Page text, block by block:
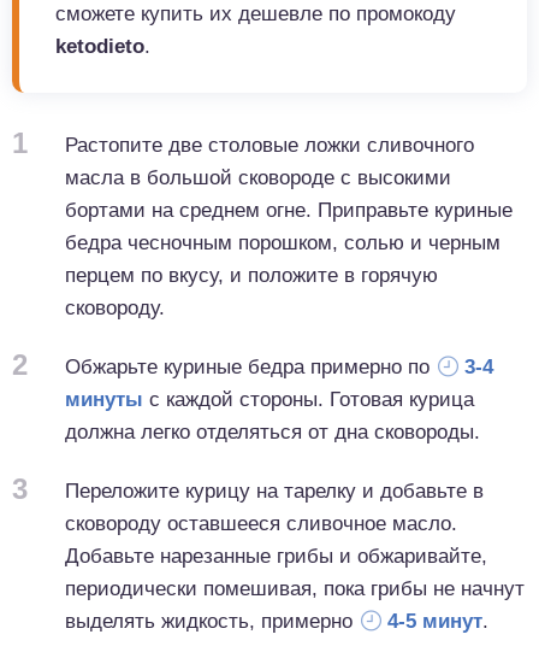
сможете купить их дешевле по промокоду
ketodieto.
1
Растопите две столовые ложки сливочного
масла в большой сковороде с высокими
бортами на среднем огне. Приправьте куриные
бедра чесночным порошком, солью и черным
перцем по вкусу, и положите в горячую
сковороду.
2 Обжарьте куриные бедра примерно по
3-4
минуты с каждой стороны. Готовая курица
должна легко отделяться от дна сковороды.
3
Переложите курицу на тарелку и добавьте в
сковороду оставшееся сливочное масло.
Добавьте нарезанные грибы и обжаривайте,
периодически помешивая, пока грибы не начнут
выделять жидкость, примерно
4-5 минут.